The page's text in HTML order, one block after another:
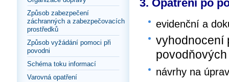
Způsob zabezpečení
záchranných a zabezpečovacích
prostředků
Způsob vyžádání pomoci při
povodni
Schéma toku informací
Varovná opatření
3. Opatření po
evidenční a
vyhodnocení
návrhy na